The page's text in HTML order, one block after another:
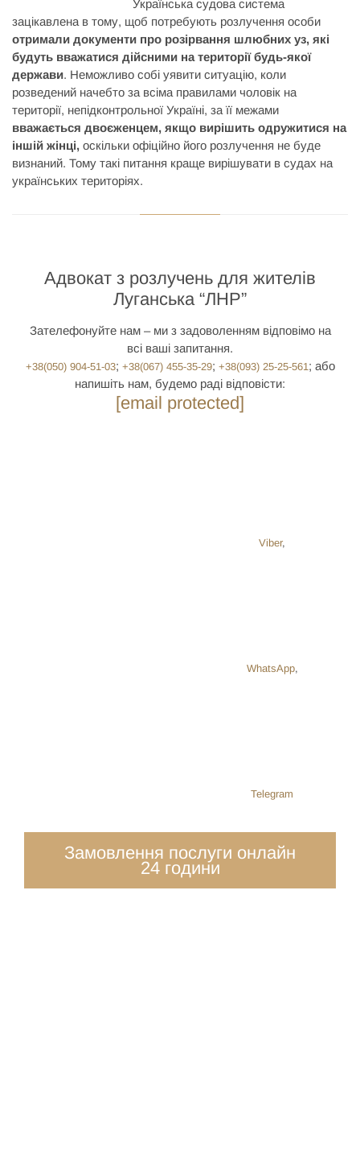
Українська судова система
зацікавлена в тому, щоб потребують розлучення особи
отримали документи про розірвання шлюбних уз, які
будуть вважатися дійсними на території будь-якої
держави. Неможливо собі уявити ситуацію, коли
розведений начебто за всіма правилами чоловік на
території, непідконтрольної Україні, за її межами
вважається двоєженцем, якщо вирішить одружитися на
іншій жінці, оскільки офіційно його розлучення не буде
визнаний. Тому такі питання краще вирішувати в судах на
українських територіях.
Адвокат з розлучень для жителів
Луганська “ЛНР”
Зателефонуйте нам – ми з задоволенням відповімо на
всі ваші запитання.
+38(050) 904-51-03; +38(067) 455-35-29; +38(093) 25-25-561; або
напишіть нам, будемо раді відповісти:
[email protected]
Viber,
WhatsApp,
Telegram
Замовлення послуги онлайн
24 години